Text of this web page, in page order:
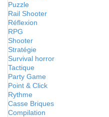
Puzzle
Rail Shooter
Réflexion
RPG
Shooter
Stratégie
Survival horror
Tactique
Party Game
Point & Click
Rythme
Casse Briques
Compilation